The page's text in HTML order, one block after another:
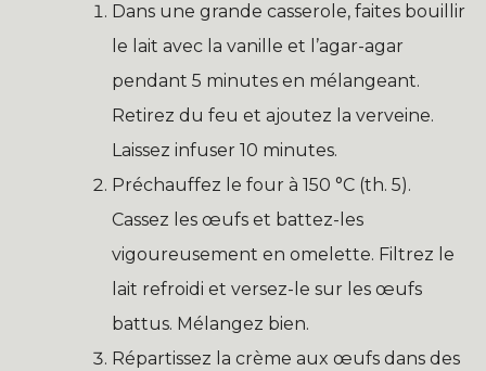
Dans une grande casserole, faites bouillir
le lait avec la vanille et l’agar-agar
pendant 5 minutes en mélangeant.
Retirez du feu et ajoutez la verveine.
Laissez infuser 10 minutes.
Préchauffez le four à 150 °C (th. 5).
Cassez les œufs et battez-les
vigoureusement en omelette. Filtrez le
lait refroidi et versez-le sur les œufs
battus. Mélangez bien.
Répartissez la crème aux œufs dans des